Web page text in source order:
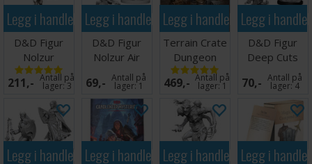
Legg i handlekurven
D&D Figur
Nolzur
Wyvern
211,- Antall på
lager:3
Legg i handlekurven
D&D Figur
Nolzur Air
Genasi Rogue
Female
69,- Antall på
lager:1
Legg i handlekurven
Terrain Crate
Dungeon
Essential
469,- Antall på
lager:1
Legg i
D&D Figur
Deep Cuts
Bandits
70,- Antall på
lager:4
Legg i handlekurvenLegg i handlekurvenLegg i handlekurven
Legg i